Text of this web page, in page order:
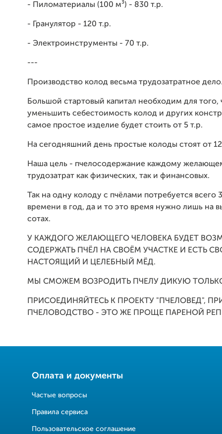
- Пиломатериалы (100 м³) - 830 т.р.
- Гранулятор - 120 т.р.
- Электроинструменты - 70 т.р.
---
Производство колод весьма трудозатратное
Большой стартовый капитал необходим для того,
уменьшить себестоимость колод и других
самое простое изделие будет стоить от 5 т.р.
На сегодняшний день простые колоды стоят от
Наша цель - пчелосодержание каждому
трудозатрат как физических, так и финансовых.
Так на одну колоду с пчёлами потребуется всего
времени в год, да и то это время нужно лишь на
сотах.
У КАЖДОГО ЖЕЛАЮЩЕГО ЧЕЛОВЕКА БУДЕТ
СОДЕРЖАТЬ ПЧЁЛ НА СВОЁМ УЧАСТКЕ И ЕСТЬ
НАСТОЯЩИЙ И ЦЕЛЕБНЫЙ МЁД.
МЫ СМОЖЕМ ВОЗРОДИТЬ ПЧЕЛУ ДИКУЮ
ПРИСОЕДИНЯЙТЕСЬ К ПРОЕКТУ "ПЧЕЛОВЕД",
ПЧЕЛОВОДСТВО - ЭТО ЖЕ ПРОЩЕ ПАРЕНОЙ
Оплата и документы
Частые вопросы
Правила сервиса
Пользовательское соглашение